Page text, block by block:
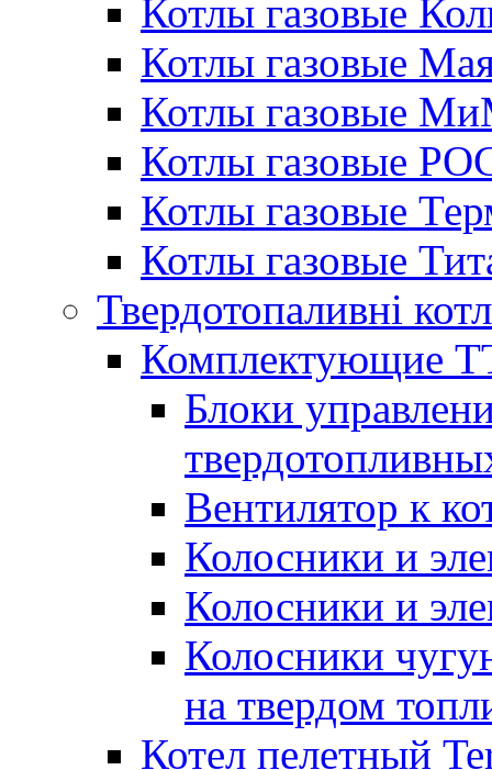
Котлы газовые
Котлы газовые
Котлы газовые
Котлы газовые
Котлы газовые
Котлы газовые
Твердотопаливні
Комплектующие
Блоки
Вентилятор к
Колосники и
Колосники и
Колосники
на твердом
Котел пелетный